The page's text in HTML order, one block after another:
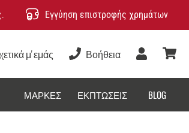
Εγγύηση επιστροφής χρημάτων
μ' εμάς Βοήθεια
Χρήστης
ΜΆΡΚΕΣ ΕΚΠΤΏΣΕΙΣ BLOG